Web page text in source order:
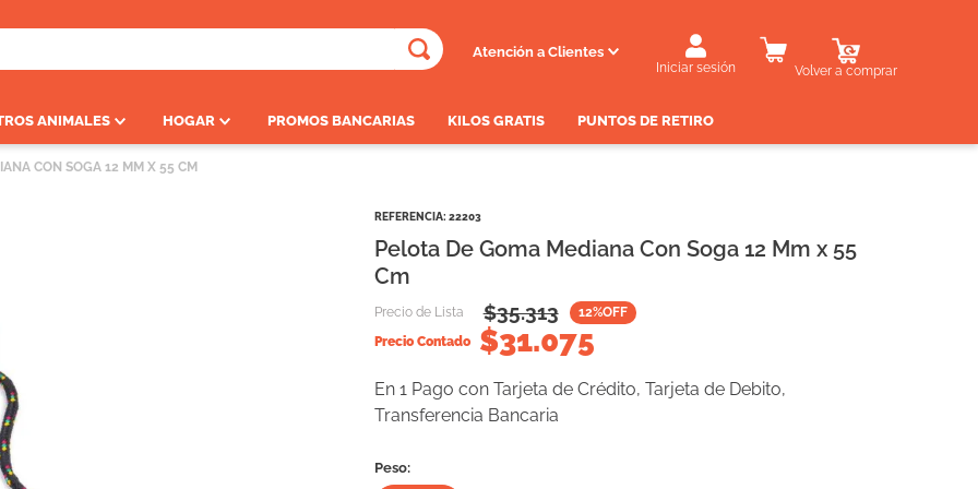
Atención a Clientes
Iniciar sesión Volver a comprar
ANIMALES HOGAR PROMOS BANCARIAS KILOS GRATIS PUNTOS DE RETIRO
CON SOGA 12 MM X 55 CM
REFERENCIA: 22203
Pelota De Goma Mediana Con Soga 12 Mm x 55
Cm
Precio de Lista $35.313 12%OFF
Precio Contado
$31.075
En 1 Pago con Tarjeta de Crédito, Tarjeta de Debito,
Transferencia Bancaria
Peso: